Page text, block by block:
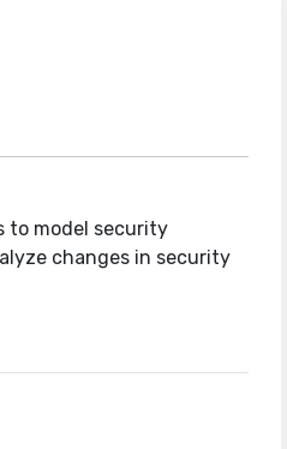
to model security
changes in security